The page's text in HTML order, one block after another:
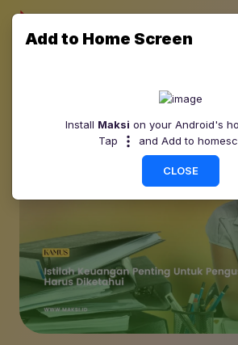
Add to Home Screen
Install Maksi on your Android's
Tap
and Add to
CLOSE